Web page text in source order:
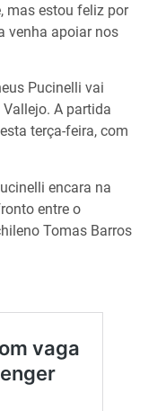
mas estou feliz por
venha apoiar nos
Pucinelli vai
A partida
terça-feira, com
encara na
entre o
Tomas Barros